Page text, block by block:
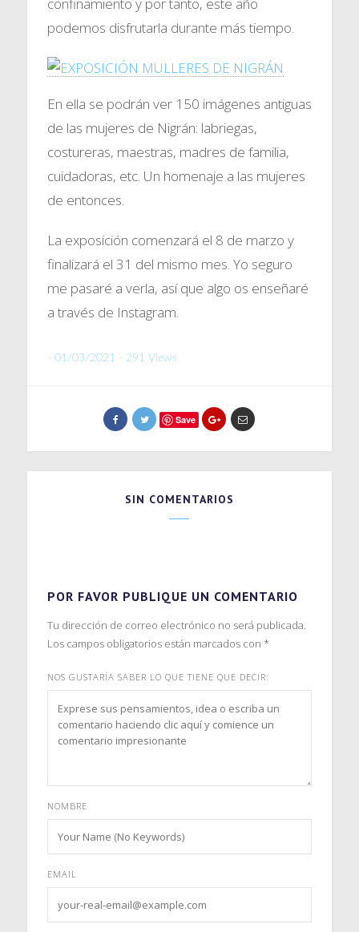
podemos disfrutarla durante más tiempo.
En ella se podrán ver 150 imágenes antiguas
de las mujeres de Nigrán: labriegas,
costureras, maestras, madres de familia,
cuidadoras, etc. Un homenaje a las mujeres
de entonces.
La exposición comenzará el 8 de marzo y
finalizará el 31 del mismo mes. Yo seguro
me pasaré a verla, así que algo os enseñaré
a través de Instagram.
- 01/03/2021 - 291 Views
Save
SIN COMENTARIOS
POR FAVOR PUBLIQUE UN COMENTARIO
Tu dirección de correo electrónico no será publicada.
Los campos obligatorios están marcados con *
NOS GUSTARÍA SABER LO QUE TIENE QUE DECIR:
NOMBRE
EMAIL